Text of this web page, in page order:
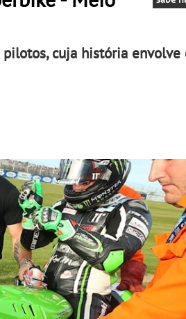
não
cuja história envolve